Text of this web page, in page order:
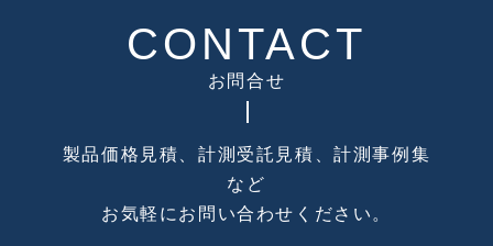
CONTACT
お問合せ
製品価格見積、計測受託見積、計測事例集
など
お気軽にお問い合わせください。